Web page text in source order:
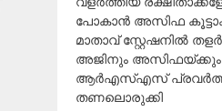
പോകാൻ അസിഫ
മാതാവ് സ്റ്റേഷനിൽ
അജിനും അസിഫയ്ക്കും
ആർഎസ്എസ്
തണലൊരുക്കി